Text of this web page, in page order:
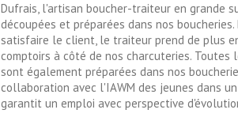
Dufrais, l'artisan boucher-traiteur en grande
découpées et préparées dans nos
satisfaire le client, le traiteur prend de plus
comptoirs à côté de nos charcuteries.
sont également préparées dans nos
collaboration avec l'IAWM des jeunes dans
garantit un emploi avec perspective